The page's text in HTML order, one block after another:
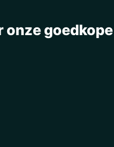
onze goedkope